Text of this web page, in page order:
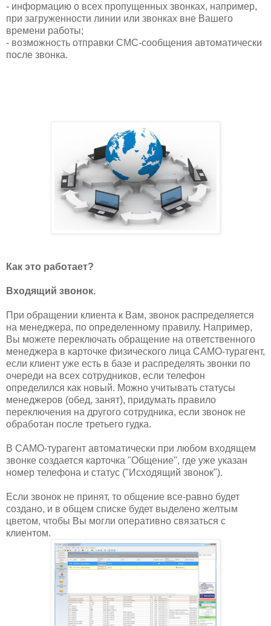
- информацию о всех пропущенных звонках, например,
при загруженности линии или звонках вне Вашего
времени работы;
- возможность отправки СМС-сообщения автоматически
после звонка.
Как это работает?
Входящий звонок.
При обращении клиента к Вам, звонок распределяется
на менеджера, по определенному правилу. Например,
Вы можете переключать обращение на ответственного
менеджера в карточке физического лица САМО-турагент,
если клиент уже есть в базе и распределять звонки по
очереди на всех сотрудников, если телефон
определился как новый. Можно учитывать статусы
менеджеров (обед, занят), придумать правило
переключения на другого сотрудника, если звонок не
обработан после третьего гудка.
В САМО-турагент автоматически при любом входящем
звонке создается карточка "Общение", где уже указан
номер телефона и статус ("Исходящий звонок").
Если звонок не принят, то общение все-равно будет
создано, и в общем списке будет выделено желтым
цветом, чтобы Вы могли оперативно связаться с
клиентом.